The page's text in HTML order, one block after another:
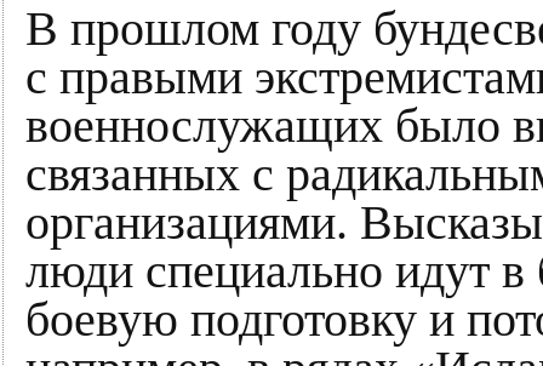
В прошлом году
с правыми
военнослужащих было
связанных с
организациями.
люди специально идут
боевую подготовку и